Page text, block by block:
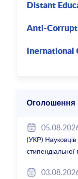
Distant
Anti-
Inernational
Оголошення
(УКР)